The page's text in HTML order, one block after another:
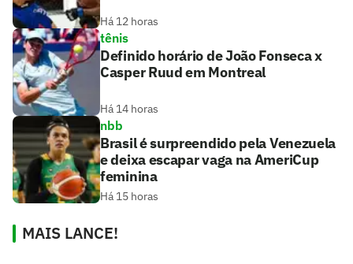
Há 12 horas
tênis
Definido horário de João Fonseca x
Casper Ruud em Montreal
Há 14 horas
nbb
Brasil é surpreendido pela Venezuela
e deixa escapar vaga na AmeriCup
feminina
Há 15 horas
MAIS LANCE!